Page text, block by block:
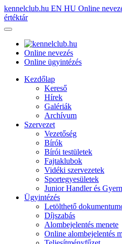
kennelclub.hu EN HU Online
értéktár
Online nevezés
Online ügyintézés
Kezdőlap
Kereső
Hírek
Galériák
Archívum
Szervezet
Vezetőség
Bírók
Bírói testületek
Fajtaklubok
Vidéki szervezetek
Sportegyesületek
Junior Handler és
Ügyintézés
Letölthető
Díjszabás
Alombejelentés menete
Online alombejelentés